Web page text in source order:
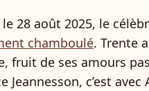
28 août 2025, le
chamboulé. Trente
fruit de ses amours
Jeannesson, c’est avec